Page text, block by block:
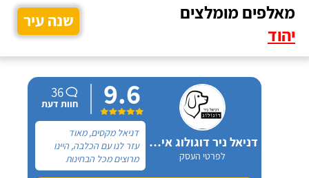
מאלפים מומלצים
יהוד
שנה עיר
דניאל ניר דוגולוג אילוף כלבים
לפרטי העסק
9.6
36
חוות דעת
דניאל מקסים, מאוד
עזר לנו עם הכלבה, היינו
מרוצים מכל הבחינות
ואנחנו ממליצים בחום. יש